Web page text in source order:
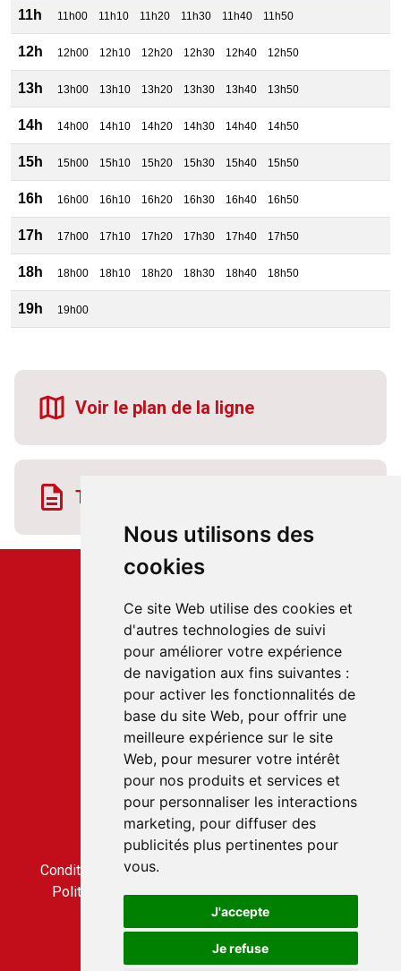
Nous utilisons des
cookies
Ce site Web utilise des cookies et
d'autres technologies de suivi
pour améliorer votre expérience
de navigation aux fins suivantes :
pour activer les fonctionnalités de
base du site Web, pour offrir une
meilleure expérience sur le site
Web, pour mesurer votre intérêt
pour nos produits et services et
pour personnaliser les interactions
marketing, pour diffuser des
publicités plus pertinentes pour
vous.
J'accepte
Je refuse
11h 11h00 11h10 11h20 11h30 11h40 11h50
12h 12h00 12h10 12h20 12h30 12h40 12h50
13h 13h00 13h10 13h20 13h30 13h40 13h50
14h 14h00 14h10 14h20 14h30 14h40 14h50
15h 15h00 15h10 15h20 15h30 15h40 15h50
16h 16h00 16h10 16h20 16h30 16h40 16h50
17h 17h00 17h10 17h20 17h30 17h40 17h50
18h 18h00 18h10 18h20 18h30 18h40 18h50
19h 19h00
Voir le plan de la ligne
Télécharger la fiche horaire
Service client
22 rue du Gabian
98000 MONACO
T.+377 97 70 22 22
Accès rapides
Nous contacter
Conditions générales de vente
Condition générale d'utilisation
Conditions générales de vente du service CLICBUS
Politique de confidentialité du service CLICBUS